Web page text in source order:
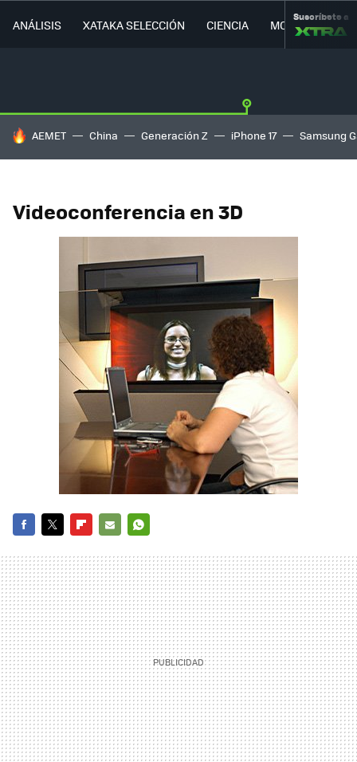
ANÁLISIS XATAKA SELECCIÓN CIENCIA MOVILIDAD
Suscríbete a
HOY SE HABLA DE
AEMET China Generación Z iPhone 17 Samsung
Videoconferencia en 3D
MAIL